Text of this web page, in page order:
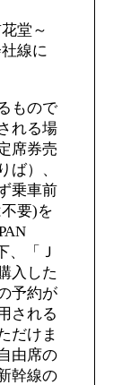
堂～
線に
もので
れる場
席券売
ば）、
乗車前
要)を
、「Ｊ
入した
予約が
される
だけま
由席の
幹線の